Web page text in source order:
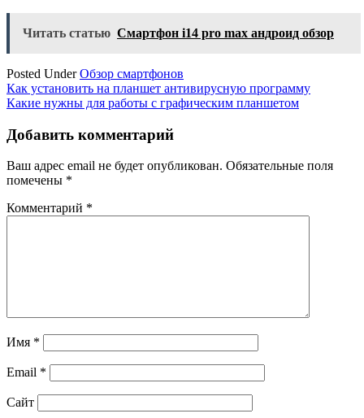
Читать статью Смартфон i14 pro max андроид обзор
Posted UnderОбзор смартфонов
Навигация
по
записям
Как установить на планшет антивирусную программу
Какие нужны для работы с графическим планшетом
Добавить комментарий
Ваш адрес email не будет опубликован. Обязательные поля
помечены *
Комментарий *
Имя *
Email *
Сайт